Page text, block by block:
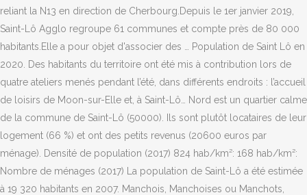
reliant la N13 en direction de Cherbourg.Depuis le 1er janvier 2019,
Saint-Lô Agglo regroupe 61 communes et compte près de 80 000
habitants.Elle a pour objet d'associer des … Population de Saint Lô en
2020. Des habitants du territoire ont été mis à contribution lors de
quatre ateliers menés pendant l’été, dans différents endroits : l’accueil
de loisirs de Moon-sur-Elle et, à Saint-Lô… Nord est un quartier calme
de la commune de Saint-Lô (50000). Ils sont plutôt locataires de leur
logement (66 %) et ont des petits revenus (20600 euros par
ménage). Densité de population (2017) 824 hab/km²: 168 hab/km²:
Nombre de ménages (2017) La population de Saint-Lô a été estimée
à 19 320 habitants en 2007. Manchois, Manchoises ou Manchots,